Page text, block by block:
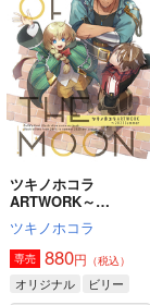
ツキノホコラ
ARTWORK～
2023Summer
ツキノホコラ
専売 880円 （税込）
オリジナル ビリー